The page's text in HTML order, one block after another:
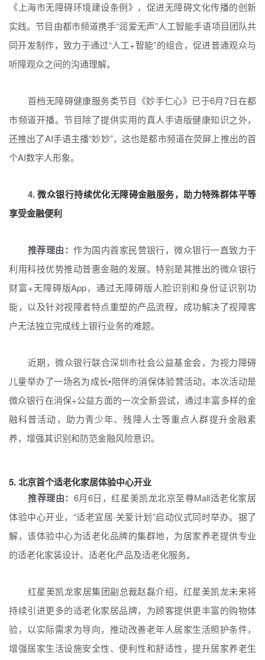
《上海市无障碍环境建设条例》，促进无障碍文化传播的创新
实践。节目由都市频道携手“润爱无声”人工智能手语项目团队共
同开发制作，致力于通过“人工+智能”的组合，促进普通观众与
听障观众之间的沟通理解。
首档无障碍健康服务类节目《妙手仁心》已于6月7日在都
市频道开播。节目除了提供实用的真人手语版健康知识之外，
还推出了AI手语主播“妙妙”，这也是都市频道在荧屏上推出的首
个AI数字人形象。
4.微众银行持续优化无障碍金融服务，助力特殊群体平等
享受金融便利
推荐理由：作为国内首家民营银行，微众银行一直致力于
利用科技优势推动普惠金融的发展。特别是其推出的微众银行
财富+无障碍版App，通过无障碍版人脸识别和身份证识别功
能，以及针对视障者特点重塑的产品流程，成功解决了视障客
户无法独立完成线上银行业务的难题。
近期，微众银行联合深圳市社会公益基金会，为视力障碍
儿童举办了一场名为成长•陪伴的消保体验营活动。本次活动是
微众银行在消保+公益方面的一次全新尝试，通过丰富多样的金
融科普活动，助力青少年、残障人士等重点人群提升金融素
养，增强其识别和防范金融风险意识。
5.北京首个适老化家居体验中心开业
推荐理由： 6月6日，红星美凯龙北京至尊Mall适老化家居
体验中心开业，“适老宜居·关爱计划”启动仪式同时举办。据了
解，该体验中心为适老化品牌的集群地，为居家养老提供专业
的适老化家装设计、适老化产品及适老化服务。
红星美凯龙家居集团副总裁赵磊介绍，红星美凯龙未来将
持续引进更多的适老化家居品牌，为顾客提供更丰富的购物体
验，以实际需求为导向，推动改善老年人居家生活照护条件，
增强居家生活设施安全性、便利性和舒适性，提升居家养老生